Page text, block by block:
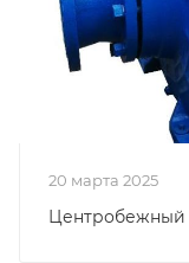
20 марта 2025
Центробежный